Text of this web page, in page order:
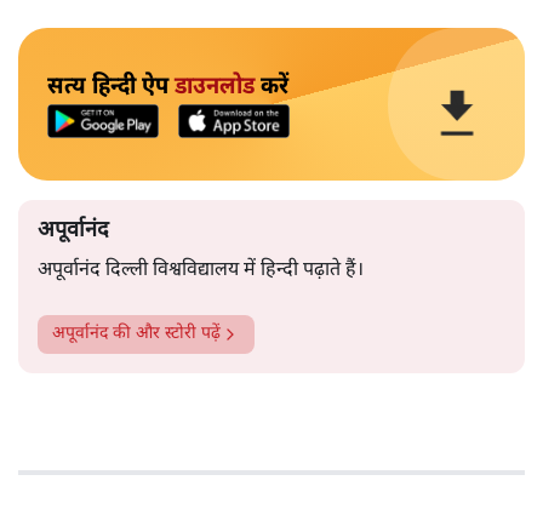
सत्य हिन्दी ऐपडाउनलोडकरें
अपूर्वानंद
अपूर्वानंद दिल्ली विश्वविद्यालय में हिन्दी पढ़ाते हैं।
अपूर्वानंदकी और स्टोरी पढ़ें